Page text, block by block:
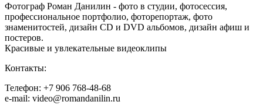
Фотограф Роман Данилин - фото в студии, фотосессия,
профессиональное портфолио, фоторепортаж, фото
знаменитостей, дизайн CD и DVD альбомов, дизайн афиш и
постеров.
Красивые и увлекательные видеоклипы
Контакты:
Телефон: +7 906 768-48-68
e-mail: video@romandanilin.ru